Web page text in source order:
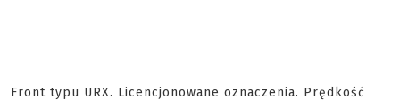
Front typu URX. Licencjonowane oznaczenia. Prędkość